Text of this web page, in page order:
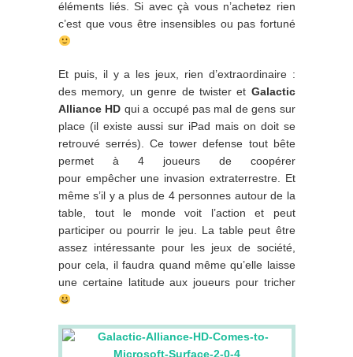
éléments liés. Si avec çà vous n’achetez rien
c’est que vous être insensibles ou pas fortuné
Et puis, il y a les jeux, rien d’extraordinaire :
des memory, un genre de twister et Galactic
Alliance HD qui a occupé pas mal de gens sur
place (il existe aussi sur iPad mais on doit se
retrouvé serrés). Ce tower defense tout bête
permet à 4 joueurs de coopérer
pour empêcher une invasion extraterrestre. Et
même s’il y a plus de 4 personnes autour de la
table, tout le monde voit l’action et peut
participer ou pourrir le jeu. La table peut être
assez intéressante pour les jeux de société,
pour cela, il faudra quand même qu’elle laisse
une certaine latitude aux joueurs pour tricher